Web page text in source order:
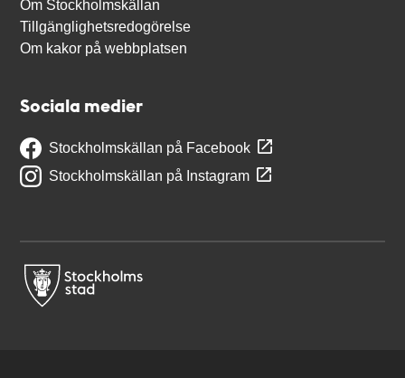
Om Stockholmskällan
Tillgänglighetsredogörelse
Om kakor på webbplatsen
Sociala medier
Stockholmskällan på Facebook
Stockholmskällan på Instagram